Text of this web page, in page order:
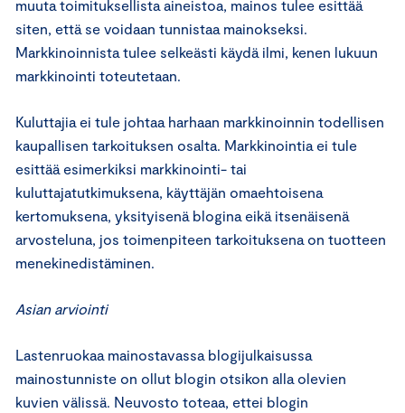
muuta toimituksellista aineistoa, mainos tulee esittää
siten, että se voidaan tunnistaa mainokseksi.
Markkinoinnista tulee selkeästi käydä ilmi, kenen lukuun
markkinointi toteutetaan.
Kuluttajia ei tule johtaa harhaan markkinoinnin todellisen
kaupallisen tarkoituksen osalta. Markkinointia ei tule
esittää esimerkiksi markkinointi- tai
kuluttajatutkimuksena, käyttäjän omaehtoisena
kertomuksena, yksityisenä blogina eikä itsenäisenä
arvosteluna, jos toimenpiteen tarkoituksena on tuotteen
menekinedistäminen.
Asian arviointi
Lastenruokaa mainostavassa blogijulkaisussa
mainostunniste on ollut blogin otsikon alla olevien
kuvien välissä. Neuvosto toteaa, ettei blogin